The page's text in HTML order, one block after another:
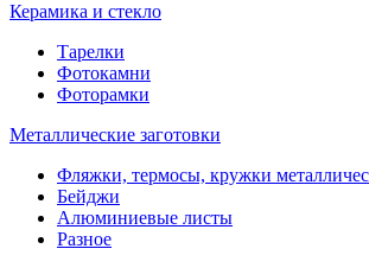
Керамика и стекло
Тарелки
Фотокамни
Фоторамки
Металлические заготовки
Фляжки, термосы, кружки
Бейджи
Алюминиевые листы
Разное